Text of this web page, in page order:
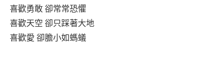
喜歡勇敢 卻常常恐懼
喜歡天空 卻只踩著大地
喜歡愛 卻膽小如螞蟻